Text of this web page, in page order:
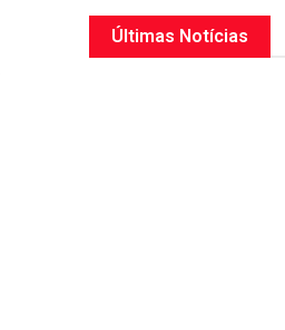
Últimas Notícias